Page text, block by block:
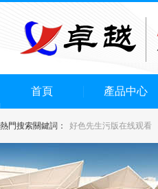
首頁 產品中心
熱門搜索關鍵詞： 好色先生污版在线观看